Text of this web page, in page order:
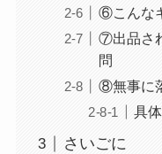
⑥こんな
⑦出品さ
問
⑧無事に
具
さいごに